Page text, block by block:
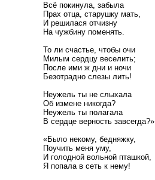
Всё покинула, забыла
Прах отца, старушку мать,
И решилася отчизну
На чужбину поменять.
То ли счастье, чтобы очи
Милым сердцу веселить;
После ими ж дни и ночи
Безотрадно слезы лить!
Неужель ты не слыхала
Об измене никогда?
Неужель ты полагала
В сердце верность завсегда?»
«Было некому, бедняжку,
Поучить меня уму,
И голодной вольной пташкой,
Я попала в сеть к нему!